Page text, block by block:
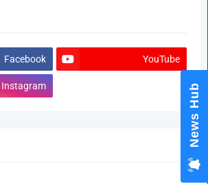
Facebook YouTube
Instagram News Hub